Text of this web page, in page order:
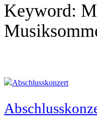
Keyword: